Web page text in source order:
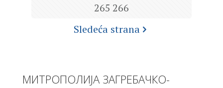
265 266
Sledeća strana
МИТРОПОЛИЈА ЗАГРЕБАЧКО-